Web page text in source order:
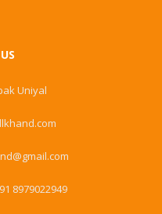
Uniyal
8979022949